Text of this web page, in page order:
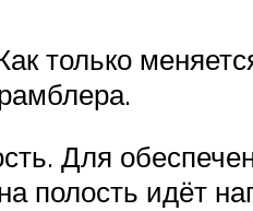
только
Для
полость идёт